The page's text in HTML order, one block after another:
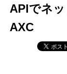
APIでネ
AXC